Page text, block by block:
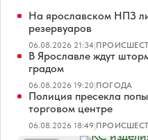
На ярославском НПЗ
резервуаров
06.08.2026 21:34|
В Ярославле ждут
градом
06.08.2026 19:20|ПОГОДА
Полиция пресекла
торговом центре
06.08.2026 18:49|